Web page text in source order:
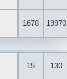
1678 19970
15 130